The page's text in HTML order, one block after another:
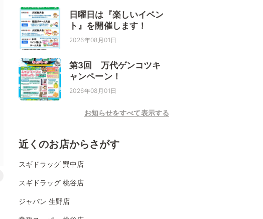
日曜日は『楽しいイベン
ト』を開催します！
2026年08月01日
第3回 万代ゲンコツキ
ャンペーン！
2026年08月01日
お知らせをすべて表示する
近くのお店からさがす
スギドラッグ 巽中店
スギドラッグ 桃谷店
ジャパン 生野店